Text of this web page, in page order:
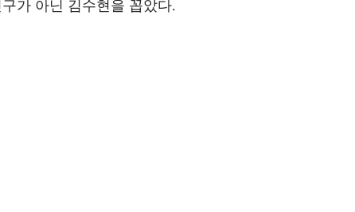
가 아닌 김수현을 꼽았다.